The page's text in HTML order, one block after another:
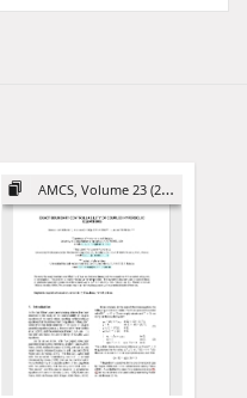
AMCS, Volume 23 (2013)